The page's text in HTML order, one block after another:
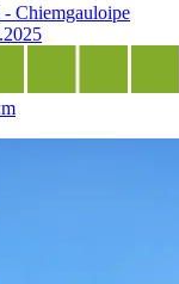
Chiemgauloipe